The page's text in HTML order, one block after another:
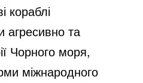
e
o
кораблі
агресивно та
Чорного моря,
міжнародного